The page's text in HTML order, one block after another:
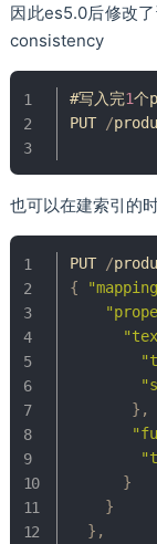
因此es5.0后修改
consistency
#写入完1个
PUT
/
也可以在建索引的
PUT /
{
} ,
}
}
} ,